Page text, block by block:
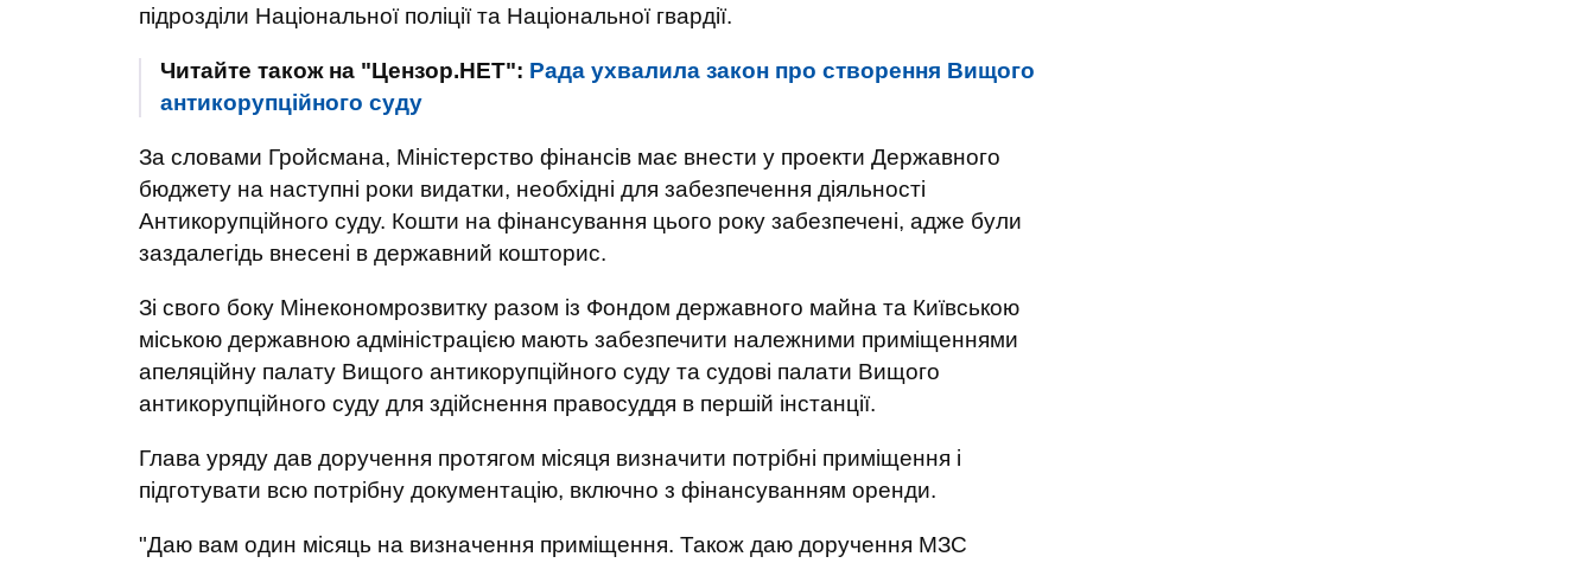
підрозділи Національної поліції та Національної гвардії.
Читайте також на "Цензор.НЕТ": Рада ухвалила закон про створення Вищого
антикорупційного суду
За словами Гройсмана, Міністерство фінансів має внести у проекти Державного
бюджету на наступні роки видатки, необхідні для забезпечення діяльності
Антикорупційного суду. Кошти на фінансування цього року забезпечені, адже були
заздалегідь внесені в державний кошторис.
Зі свого боку Мінекономрозвитку разом із Фондом державного майна та Київською
міською державною адміністрацією мають забезпечити належними приміщеннями
апеляційну палату Вищого антикорупційного суду та судові палати Вищого
антикорупційного суду для здійснення правосуддя в першій інстанції.
Глава уряду дав доручення протягом місяця визначити потрібні приміщення і
підготувати всю потрібну документацію, включно з фінансуванням оренди.
"Даю вам один місяць на визначення приміщення. Також даю доручення МЗС